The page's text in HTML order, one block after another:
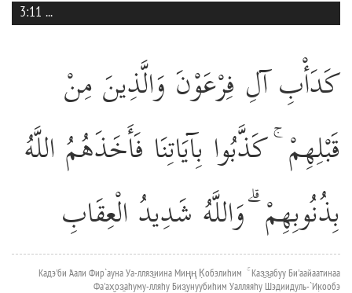
3:11 ...
كَدَأْبِ آلِ فِرْعَوْنَ وَالَّذِينَ مِنْ
قَبْلِهِمْ ۚ كَذَّبُوا بِآيَاتِنَا فَأَخَذَهُمُ اللَّهُ
بِذُنُوبِهِمْ ۗ وَاللَّهُ شَدِيدُ الْعِقَابِ
Кадэ'би 'Аали Фир`ауна Уа-лляз̱иина Миңң К̣обэлиhим ۚ Каз̱з̱абуу Би'аайаатинаа
Фа'ах̮оз̱аhуму-лляhу Биз̱унуубиhим Уалляяhу Шэдиидуль-`Ик̣ообэ